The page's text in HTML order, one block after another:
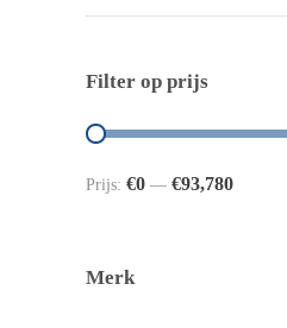
Filter op prijs
Prijs: €0 — €93,780
Merk